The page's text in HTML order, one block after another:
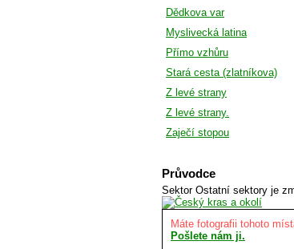
Dědkova var
Myslivecká latina
Přímo vzhůru
Stará cesta (zlatníkova)
Z levé strany
Z levé strany.
Zaječí stopou
Průvodce
Sektor Ostatní sektory je
Máte fotografii tohoto
Pošlete nám ji.